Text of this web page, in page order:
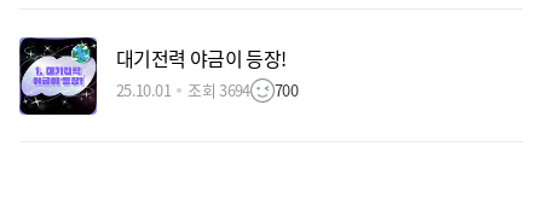
대기전력 야금이 등장!
25.10.01 조회 3694 700